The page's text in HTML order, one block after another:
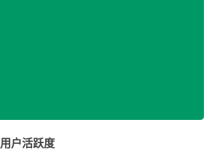
用户活跃度